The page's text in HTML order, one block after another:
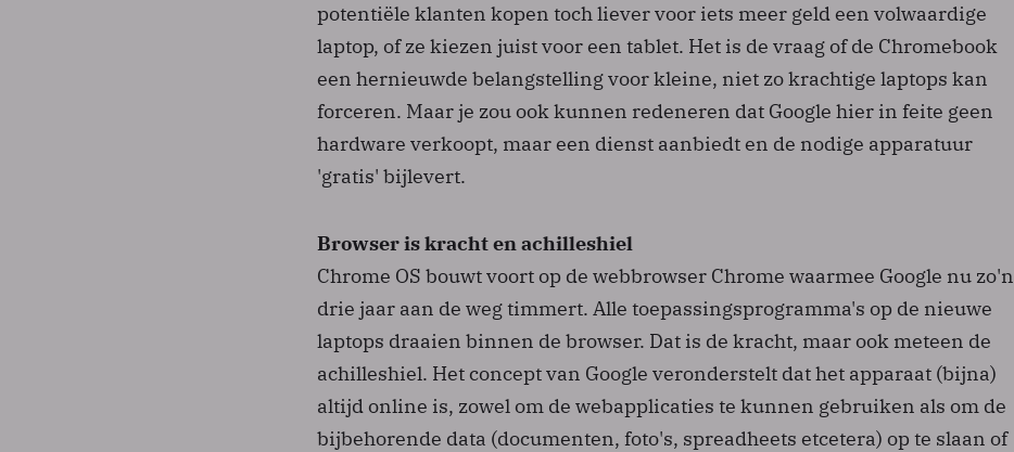
potentiële klanten kopen toch liever voor iets meer geld een volwaardige
laptop, of ze kiezen juist voor een tablet. Het is de vraag of de Chromebook
een hernieuwde belangstelling voor kleine, niet zo krachtige laptops kan
forceren. Maar je zou ook kunnen redeneren dat Google hier in feite geen
hardware verkoopt, maar een dienst aanbiedt en de nodige apparatuur
'gratis' bijlevert.
Browser is kracht en achilleshiel
Chrome OS bouwt voort op de webbrowser Chrome waarmee Google nu zo'n
drie jaar aan de weg timmert. Alle toepassingsprogramma's op de nieuwe
laptops draaien binnen de browser. Dat is de kracht, maar ook meteen de
achilleshiel. Het concept van Google veronderstelt dat het apparaat (bijna)
altijd online is, zowel om de webapplicaties te kunnen gebruiken als om de
bijbehorende data (documenten, foto's, spreadheets etcetera) op te slaan of